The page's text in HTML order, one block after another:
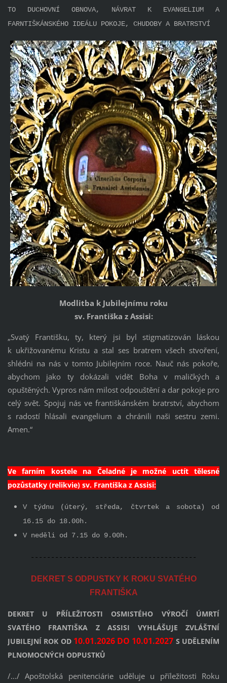
TO DUCHOVNÍ OBNOVA, NÁVRAT K EVANGELIUM A
FARNTIŠKÁNSKÉHO IDEÁLU POKOJE, CHUDOBY A BRATRSTVÍ
Modlitba k Jubilejnímu roku
sv. Františka z Assisi:
„Svatý Františku, ty, který jsi byl stigmatizován láskou
k ukřižovanému Kristu a stal ses bratrem všech stvoření,
shlédni na nás v tomto Jubilejním roce. Nauč nás pokoře,
abychom jako ty dokázali vidět Boha v maličkých a
opuštěných. Vypros nám milost odpouštění a dar pokoje pro
celý svět. Spojuj nás ve františkánském bratrství, abychom
s radostí hlásali evangelium a chránili naši sestru zemi.
Amen.“
Ve farním kostele na Čeladné je možné uctít tělesné
pozůstatky (relikvie) sv. Františka z Assisi:
V týdnu (úterý, středa, čtvrtek a sobota) od
16.15 do 18.00h.
V neděli od 7.15 do 9.00h.
-----------------------------------------
DEKRET S ODPUSTKY K ROKU SVATÉHO
FRANTIŠKA
DEKRET U PŘÍLEŽITOSTI OSMISTÉHO VÝROČÍ ÚMRTÍ
SVATÉHO FRANTIŠKA Z ASSISI VYHLÁŠUJE ZVLÁŠTNÍ
JUBILEJNÍ ROK OD 10.01.2026 DO 10.01.2027 S UDĚLENÍM
PLNOMOCNÝCH ODPUSTKŮ
/.../ Apoštolská penitenciárie uděluje u příležitosti Roku